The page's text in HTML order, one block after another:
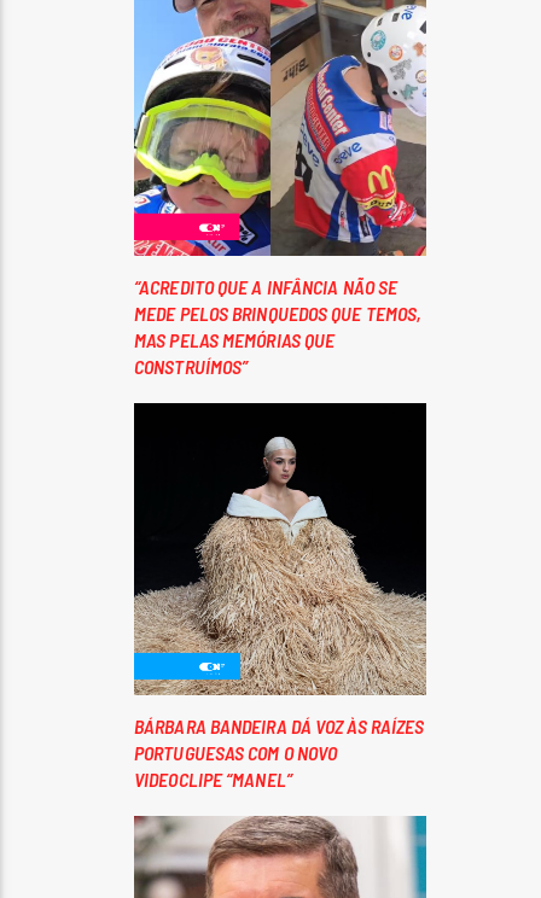
“ACREDITO QUE A INFÂNCIA NÃO SE
MEDE PELOS BRINQUEDOS QUE TEMOS,
MAS PELAS MEMÓRIAS QUE
CONSTRUÍMOS”
BÁRBARA BANDEIRA DÁ VOZ ÀS RAÍZES
PORTUGUESAS COM O NOVO
VIDEOCLIPE “MANEL”